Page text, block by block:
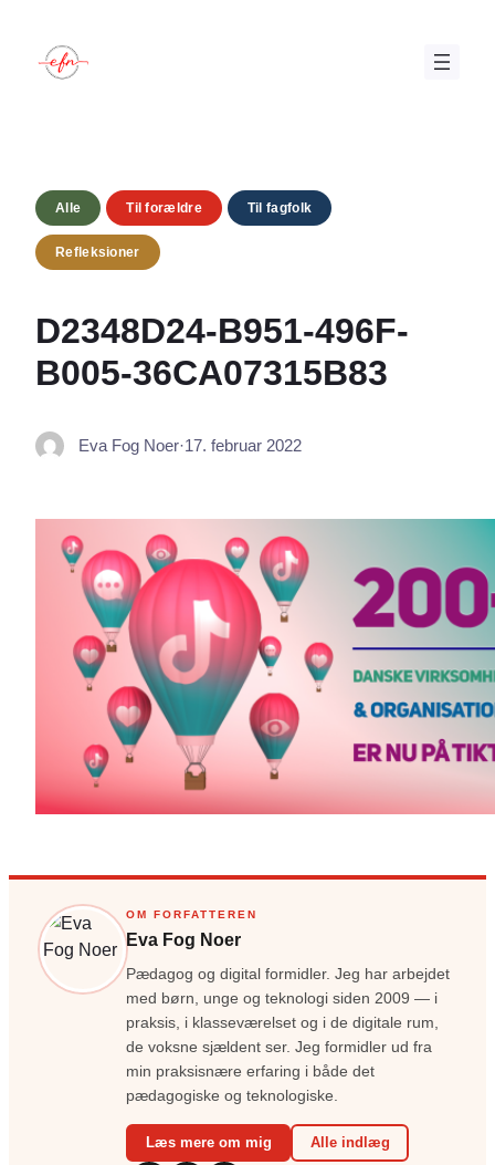
indhold
Alle Til forældre Til fagfolk
Refleksioner
D2348D24-B951-496F-
B005-36CA07315B83
Eva Fog Noer·17. februar 2022
OM FORFATTEREN
Eva Fog Noer
Pædagog og digital formidler. Jeg har arbejdet
med børn, unge og teknologi siden 2009 — i
praksis, i klasseværelset og i de digitale rum,
de voksne sjældent ser. Jeg formidler ud fra
min praksisnære erfaring i både det
pædagogiske og teknologiske.
Læs mere om mig Alle indlæg